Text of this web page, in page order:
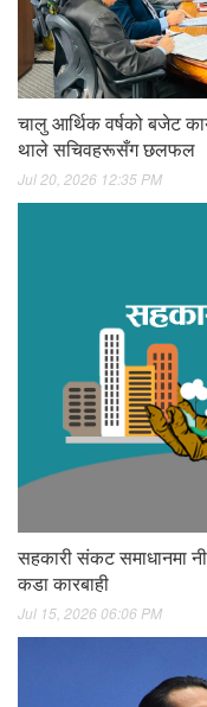
चालु आर्थिक वर्षको बजेट
थाले सचिवहरूसँग छलफल
Jul 20, 2026 12:35 PM
सहकारी संकट समाधानमा
कडा कारबाही
Jul 15, 2026 06:06 PM